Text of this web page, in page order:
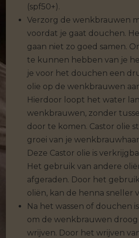
(spf50+).
Verzorg de wenkbrauwen
voordat je gaat douchen.
gaan niet zo goed samen.
te kunnen hebben van je
je voor het douchen een
olie op de wenkbrauwen
Hierdoor loopt het water
wenkbrauwen, zonder
door te komen. Castor olie
groei van je
Deze Castor olie is
Het gebruik van andere
afgeraden. Door het
oliën, kan de henna sneller
Na het wassen of douchen
om de wenkbrauwen droog
wrijven. Door het wrijven